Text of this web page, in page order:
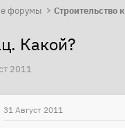
форумы Строительство
Какой?
2011
31 Август 2011